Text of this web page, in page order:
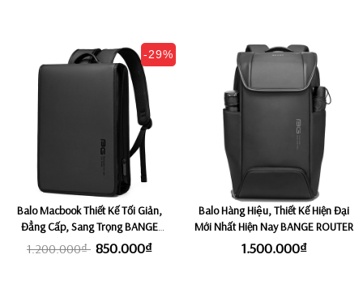
-29%
Balo Macbook Thiết Kế Tối Giản,
Đẳng Cấp, Sang Trọng BANGE
BRADO
1.200.000₫ 850.000₫
Balo Hàng Hiệu, Thiết Kế Hiện Đại
Mới Nhất Hiện Nay BANGE ROUTER
1.500.000₫